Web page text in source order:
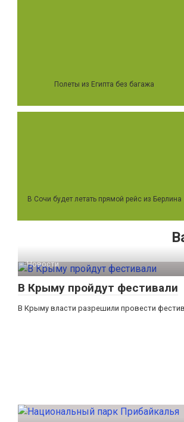
Полеты из Египта без багажа
В Сочи будет летать прямой рейс из Берлина
Новости
В Крыму пройдут фестивали
В Крыму власти разрешили провести